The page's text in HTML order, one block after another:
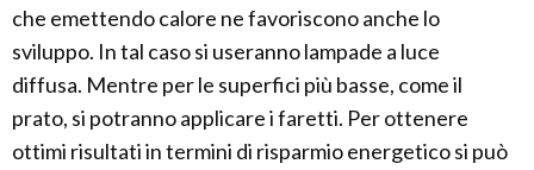
che emettendo calore ne favoriscono anche lo
sviluppo. In tal caso si useranno lampade a luce
diffusa. Mentre per le superfici più basse, come il
prato, si potranno applicare i faretti. Per ottenere
ottimi risultati in termini di risparmio energetico si può